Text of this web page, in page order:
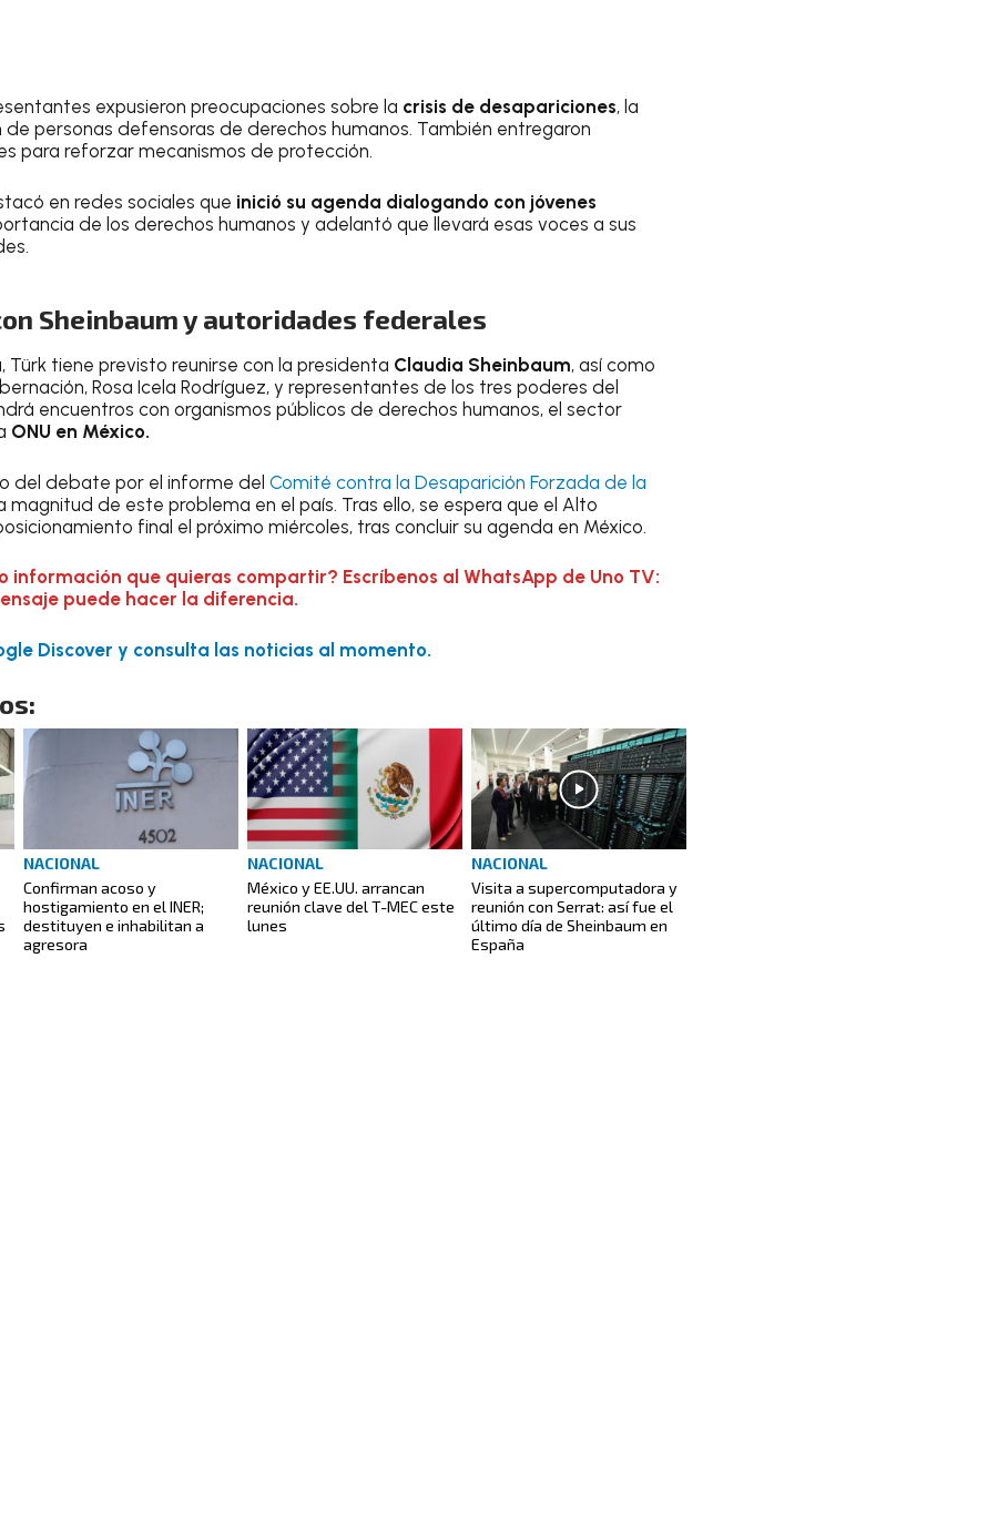
expusieron preocupaciones sobre la crisis de desapariciones, la
personas defensoras de derechos humanos. También entregaron
para reforzar mecanismos de protección.
en redes sociales que inició su agenda dialogando con jóvenes
de los derechos humanos y adelantó que llevará esas voces a sus
Sheinbaum y autoridades federales
Türk tiene previsto reunirse con la presidenta Claudia Sheinbaum, así como
Rosa Icela Rodríguez, y representantes de los tres poderes del
encuentros con organismos públicos de derechos humanos, el sector
ONU en México.
del debate por el informe del Comité contra la Desaparición Forzada de la
magnitud de este problema en el país. Tras ello, se espera que el Alto
final el próximo miércoles, tras concluir su agenda en México.
información que quieras compartir? Escríbenos al WhatsApp de Uno TV:
puede hacer la diferencia.
Discover y consulta las noticias al momento.
NACIONAL
Confirman acoso y
hostigamiento en el INER;
destituyen e inhabilitan a
agresora
NACIONAL
México y EE.UU. arrancan
reunión clave del T-MEC este
lunes
NACIONAL
Visita a supercomputadora y
reunión con Serrat: así fue el
último día de Sheinbaum en
España